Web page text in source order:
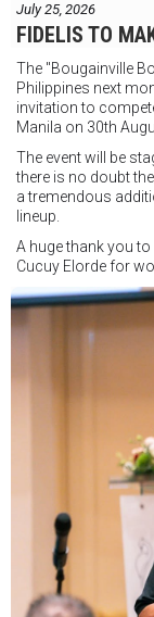
July 25, 2026
FIDELIS TO
The "Bougainville
Philippines next
invitation to
Manila on 30th
The event will be
there is no doubt
a tremendous
lineup.
A huge thank you
Cucuy Elorde for
We hope to have